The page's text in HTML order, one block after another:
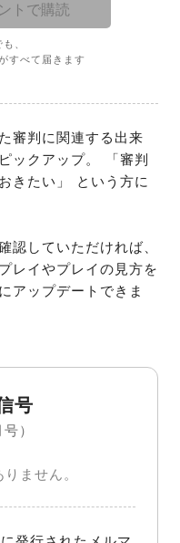
トで購読
、
すべて届きます
審判に関連する出来
ックアップ。 「審判
きたい」 という方に
認していただければ、
レイやプレイの見方を
アップデートできま
号
）
ません。